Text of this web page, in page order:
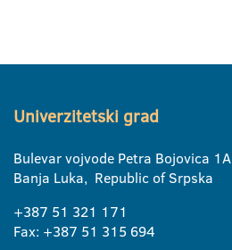
Univerzitetski grad
Bulevar vojvode Petra Bojovica 1A
Banja Luka, Republic of Srpska
+387 51 321 171
Fax: +387 51 315 694